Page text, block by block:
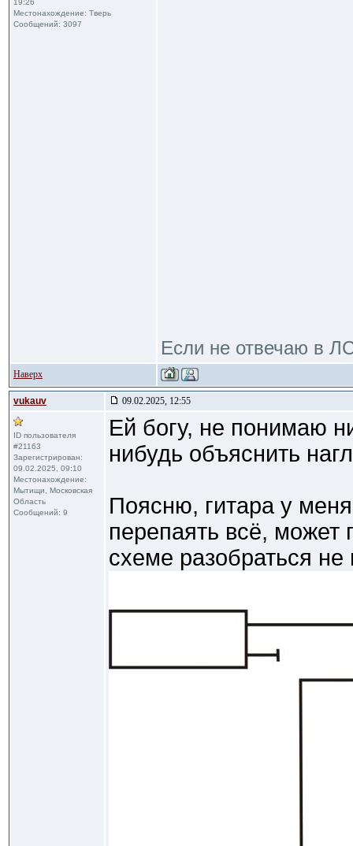
19:26
Местонахождение: Тверь
Сообщений: 3097
Если не отвечаю в
Наверх
vukauv 09.02.2025, 12:55
ID пользователя
#21163
Зарегистрирован:
09.02.2025, 09:10
Местонахождение:
Мытищи, Московская
Область
Сообщений: 9
Ей богу, не понимаю
нибудь объяснить
Поясню, гитара у
перепаять всё, может
схеме разобраться не